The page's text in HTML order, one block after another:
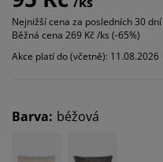
Nejnižší cena za posledních 30 dní
Běžná cena 269 Kč /ks (-65%)
Akce platí do (včetně): 11.08.2026
Barva: béžová